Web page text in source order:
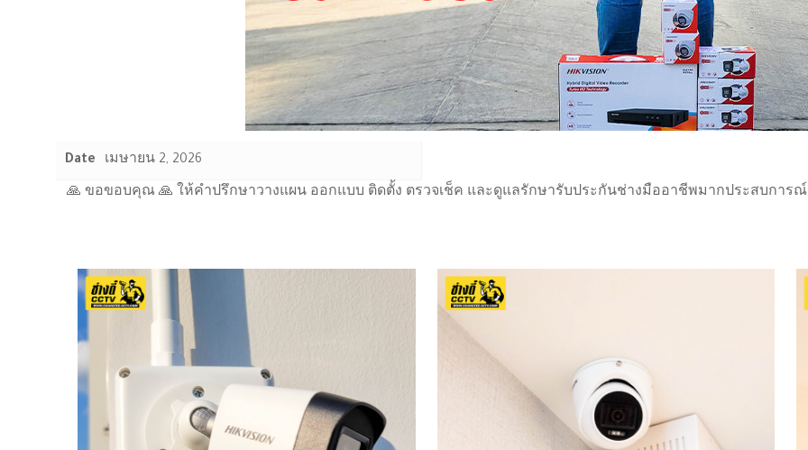
Date เมษายน 2, 2026
🙏 ขอขอบคุณ 🙏 ให้คำปรึกษาวางแผน ออกแบบ ติดตั้ง ตรวจเช็ค และดูแลรักษารับประกันช่างมืออาชีพมากประสบการณ์